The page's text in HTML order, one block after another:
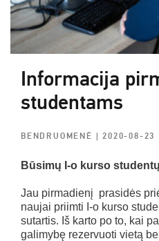
Informacija
studentams
BENDRUOMENĖ | 2020-08-23
Būsimų I-o kurso
Jau pirmadienį prasidės
naujai priimti I-o kurso
sutartis. Iš karto po to, kai
galimybę rezervuoti vietą